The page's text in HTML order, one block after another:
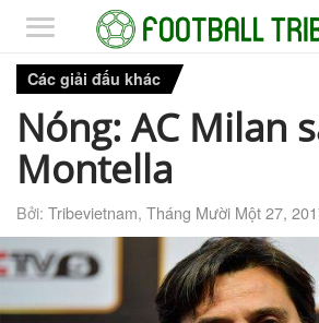
Các giải đấu khác
Nóng: AC Milan
Montella
Bởi: Tribevietnam, Tháng Mười Một 27,